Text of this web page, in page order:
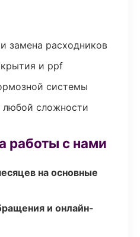
замена расходников
и ppf
системы
любой сложности
работы с нами
на основные
и онлайн-